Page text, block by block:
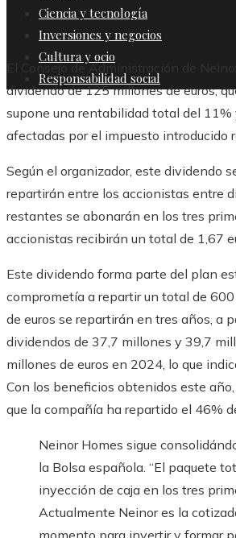
Ciencia y tecnología
Inversiones y negocios
Cultura y ocio
Responsabilidad social
El Consejo de Administración de
dividendo de 125 millones de euros,
supone una rentabilidad total del
afectadas por el impuesto introducido
Según el organizador, este dividendo
repartirán entre los accionistas entre
restantes se abonarán en los tres
accionistas recibirán un total de 1,67
Este dividendo forma parte del plan
comprometía a repartir un total de
de euros se repartirán en tres años, a
dividendos de 37,7 millones y 39,7
millones de euros en 2024, lo que
Con los beneficios obtenidos este
que la compañía ha repartido el 46%
Neinor Homes sigue
la Bolsa española. “El paquete
inyección de caja en los tres
Actualmente Neinor es la